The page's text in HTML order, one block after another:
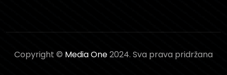
Copyright © Media One2024. Sva prava pridržana